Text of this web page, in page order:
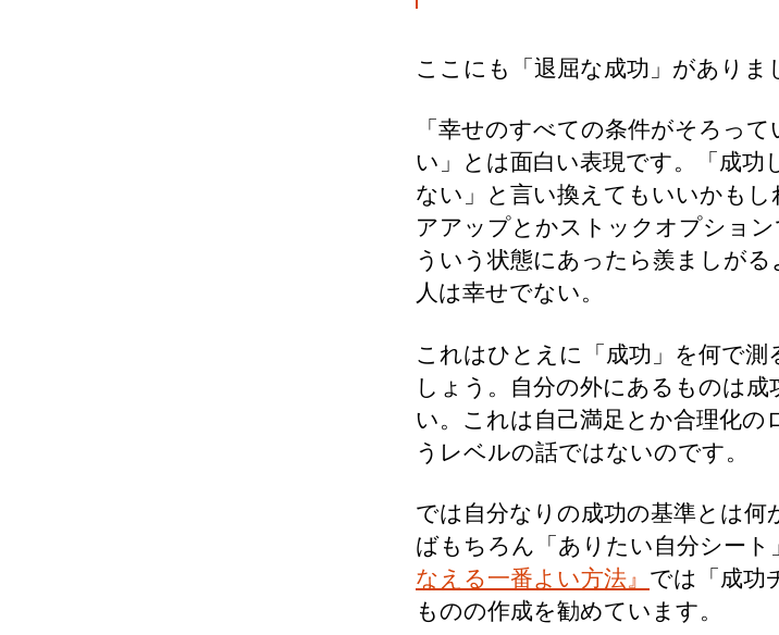
ここにも「退屈な成功」がありま
「幸せのすべての条件がそろっ
い」とは面白い表現です。「成功
ない」と言い換えてもいいかもし
アアップとかストックオプショ
ういう状態にあったら羨ましが
人は幸せでない。
これはひとえに「成功」を何で
しょう。自分の外にあるものは
い。これは自己満足とか合理化の
うレベルの話ではないのです。
では自分なりの成功の基準とは何
ばもちろん「ありたい自分シート
なえる一番よい方法』 では「成功
ものの作成を勧めています。